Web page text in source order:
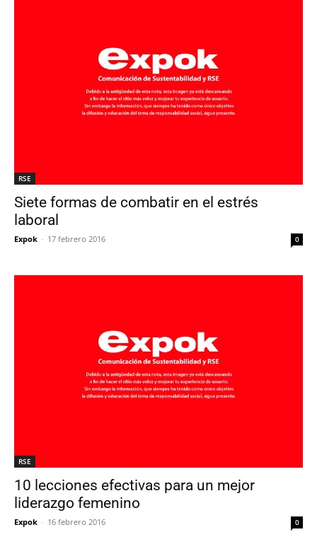
RSE
Siete formas de combatir en el estrés
laboral
Expok - 17 febrero 2016 0
RSE
10 lecciones efectivas para un mejor
liderazgo femenino
Expok - 16 febrero 2016 0